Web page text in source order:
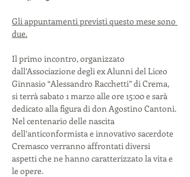
Gli appuntamenti previsti questo mese sono
due.
Il primo incontro, organizzato
dall’Associazione degli ex Alunni del Liceo
Ginnasio “Alessandro Racchetti” di Crema,
si terrà sabato 1 marzo alle ore 15:00 e sarà
dedicato alla figura di don Agostino Cantoni.
Nel centenario delle nascita
dell’anticonformista e innovativo sacerdote
Cremasco verranno affrontati diversi
aspetti che ne hanno caratterizzato la vita e
le opere.